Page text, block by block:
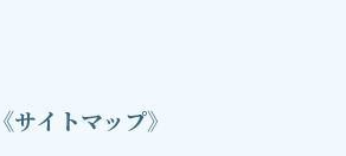
《サイトマップ》